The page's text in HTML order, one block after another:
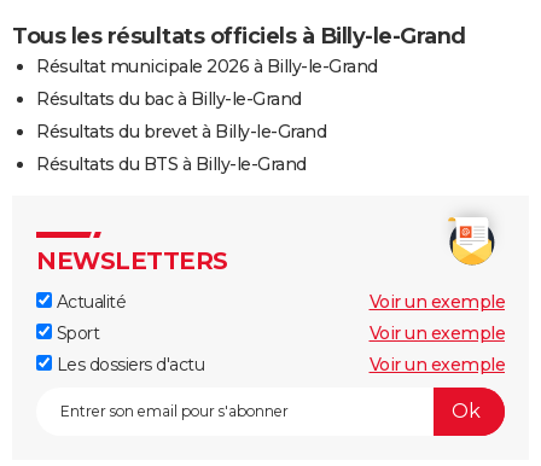
Tous les résultats officiels à Billy-le-Grand
Résultat municipale 2026 à Billy-le-Grand
Résultats du bac à Billy-le-Grand
Résultats du brevet à Billy-le-Grand
Résultats du BTS à Billy-le-Grand
NEWSLETTERS
Actualité
Voir un exemple
Sport
Voir un exemple
Les dossiers d'actu
Voir un exemple